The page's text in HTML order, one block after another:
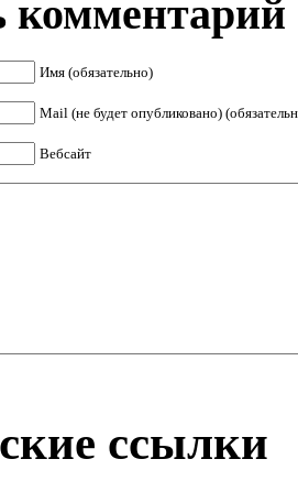
комментарий
Имя (обязательно)
Mail (не будет опубликовано)
Вебсайт
ссылки